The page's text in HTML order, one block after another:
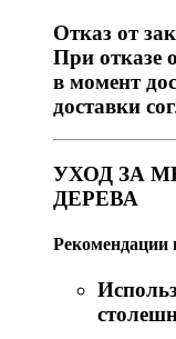
Отказ от
При отказе
в момент
доставки
УХОД ЗА
ДЕРЕВА
Рекомендации